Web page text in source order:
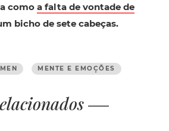
como a falta de vontade de
bicho de sete cabeças.
MENTE E EMOÇÕES